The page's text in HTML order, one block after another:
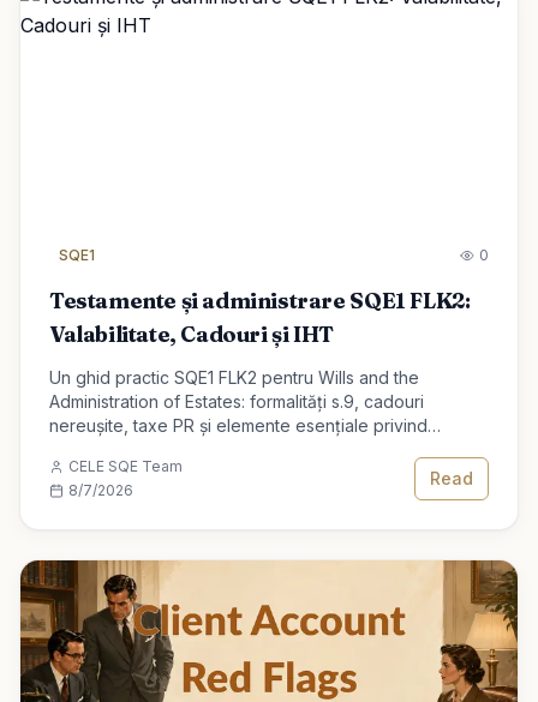
SQE1 0
Testamente și administrare SQE1 FLK2:
Valabilitate, Cadouri și IHT
Un ghid practic SQE1 FLK2 pentru Wills and the
Administration of Estates: formalități s.9, cadouri
nereușite, taxe PR și elemente esențiale privind
CELE SQE Team
8/7/2026
Read